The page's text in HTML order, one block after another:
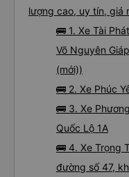
lượng cao, uy tín, giá
🚌 1. Xe Tài
Võ Nguyên
(mới))
🚌 2. Xe Phúc
🚌 3. Xe
Quốc Lộ 1A
🚌 4. Xe Trọng
đường số 47,